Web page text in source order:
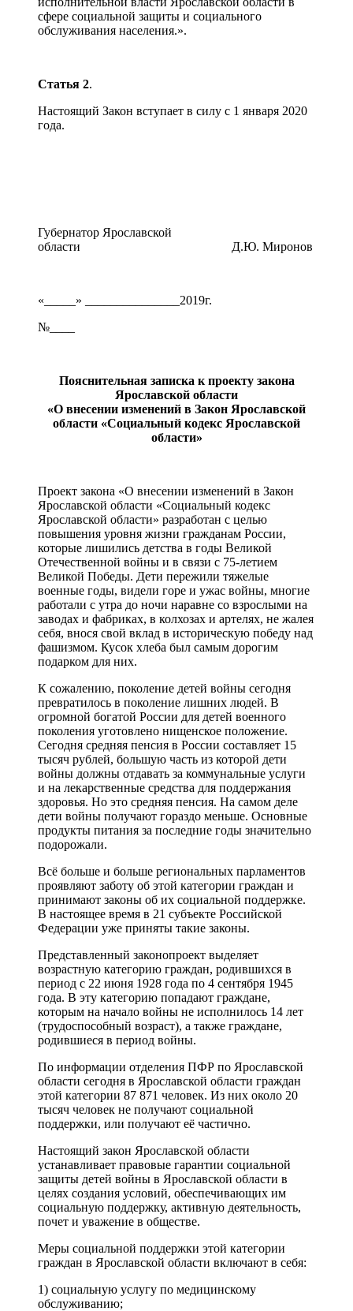
сфере социальной защиты и социального
обслуживания населения.».
Статья 2.
Настоящий Закон вступает в силу с 1 января 2020
года.
Губернатор Ярославской
области Д.Ю. Миронов
«_____» _______________2019г.
№____
Пояснительная записка к проекту закона
Ярославской области
«О внесении изменений в Закон Ярославской
области «Социальный кодекс Ярославской
области»
Проект закона «О внесении изменений в Закон
Ярославской области «Социальный кодекс
Ярославской области» разработан с целью
повышения уровня жизни гражданам России,
которые лишились детства в годы Великой
Отечественной войны и в связи с 75-летием
Великой Победы. Дети пережили тяжелые
военные годы, видели горе и ужас войны, многие
работали с утра до ночи наравне со взрослыми на
заводах и фабриках, в колхозах и артелях, не жалея
себя, внося свой вклад в историческую победу над
фашизмом. Кусок хлеба был самым дорогим
подарком для них.
К сожалению, поколение детей войны сегодня
превратилось в поколение лишних людей. В
огромной богатой России для детей военного
поколения уготовлено нищенское положение.
Сегодня средняя пенсия в России составляет 15
тысяч рублей, большую часть из которой дети
войны должны отдавать за коммунальные услуги
и на лекарственные средства для поддержания
здоровья. Но это средняя пенсия. На самом деле
дети войны получают гораздо меньше. Основные
продукты питания за последние годы значительно
подорожали.
Всё больше и больше региональных парламентов
проявляют заботу об этой категории граждан и
принимают законы об их социальной поддержке.
В настоящее время в 21 субъекте Российской
Федерации уже приняты такие законы.
Представленный законопроект выделяет
возрастную категорию граждан, родившихся в
период с 22 июня 1928 года по 4 сентября 1945
года. В эту категорию попадают граждане,
которым на начало войны не исполнилось 14 лет
(трудоспособный возраст), а также граждане,
родившиеся в период войны.
По информации отделения ПФР по Ярославской
области сегодня в Ярославской области граждан
этой категории 87 871 человек. Из них около 20
тысяч человек не получают социальной
поддержки, или получают её частично.
Настоящий закон Ярославской области
устанавливает правовые гарантии социальной
защиты детей войны в Ярославской области в
целях создания условий, обеспечивающих им
социальную поддержку, активную деятельность,
почет и уважение в обществе.
Меры социальной поддержки этой категории
граждан в Ярославской области включают в себя:
1) социальную услугу по медицинскому
обслуживанию;